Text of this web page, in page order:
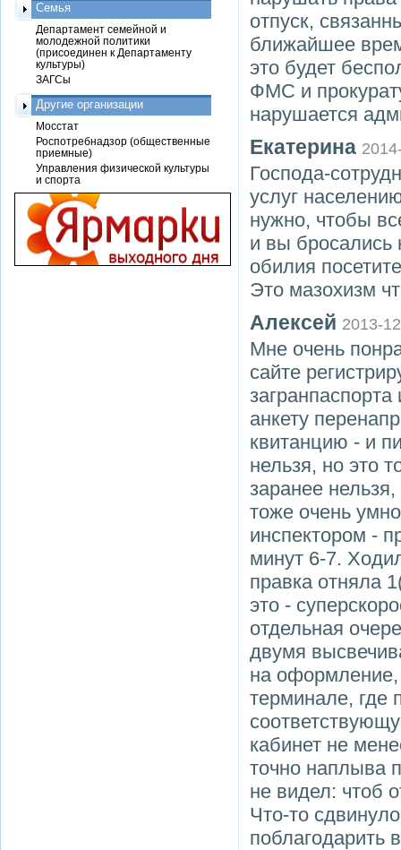
отпуск,
ближайшее
это будет
ФМС и
нарушается
Екатерина
Господа-
услуг
нужно, чтобы
и вы бросались
обилия
Это мазохизм
Алексей 2013-
Мне очень
сайте
анкету
квитанцию - и
нельзя, но это
заранее
тоже очень
инспектором -
минут 6-7.
правка отняла
это -
отдельная
двумя
на оформление,
терминале, где
кабинет не
точно наплыва
не видел: чтоб
Что-то
поблагодарить
Семья
Департамент семейной и
молодежной политики
(присоединен к Департаменту
культуры)
ЗАГСы
Другие организации
Мосстат
Роспотребнадзор (общественные
приемные)
Управления физической культуры
и спорта